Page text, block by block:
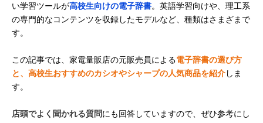
い学習ツールが高校生向けの電子辞書。英語学習向けや、理工系
の専門的なコンテンツを収録したモデルなど、種類はさまざまで
す。
この記事では、家電量販店の元販売員による電子辞書の選び方
と、高校生おすすめのカシオやシャープの人気商品を紹介しま
す。
店頭でよく聞かれる質問にも回答していますので、ぜひ参考にし